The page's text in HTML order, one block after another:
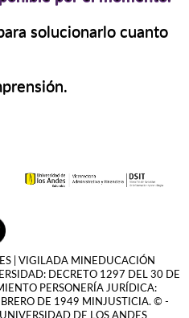
solucionarlo cuanto
| VIGILADA MINEDUCACIÓN
DECRETO 1297 DEL 30 DE
PERSONERÍA JURÍDICA:
DE 1949 MINJUSTICIA. © -